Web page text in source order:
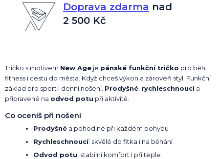
Doprava zdarma nad
2 500 Kč
Tričko s motivem New Age je pánské funkční tričko pro běh,
fitness i cestu do města. Když chceš výkon a zároveň styl. Funkční
základ pro sport i denní nošení. Prodyšné rychleschnoucía
připravené na odvod potu při aktivitě.
Co oceníš při nošení
Prodyšné a pohodlné při každém pohybu
Rychleschnoucí: skvělé do fitka i na běhání
Odvod potu: stabilní komfort i při teple